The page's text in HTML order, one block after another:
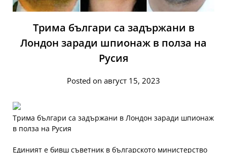
Трима българи са задържани в
Лондон заради шпионаж в полза на
Русия
Posted on август 15, 2023
Трима българи са задържани в Лондон заради шпионаж
в полза на Русия
Единият е бивш съветник в българското министерство